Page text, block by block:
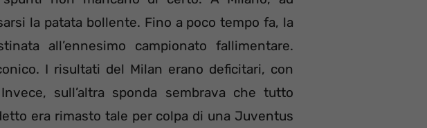
la patata bollente. Fino a poco tempo fa, la
all’ennesimo campionato fallimentare.
I risultati del Milan erano deficitari, con
sull’altra sponda sembrava che tutto
era rimasto tale per colpa di una Juventus